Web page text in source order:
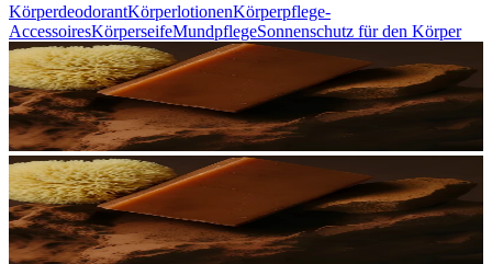
KörperdeodorantKörperlotionenKörperpflege-
AccessoiresKörperseifeMundpflegeSonnenschutz für den Körper